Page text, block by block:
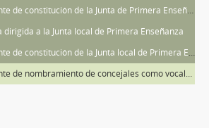
L441.1-18 - Expediente de constitución de la Junta de Primera Enseñanza
dirigida a la Junta local de Primera Enseñanza
L441.1-25 - Expediente de constitución de la Junta local de Primera Enseñanza
L441.1-26 - Expediente de nombramiento de concejales como vocales en la Junta local de Primera Enseñanza